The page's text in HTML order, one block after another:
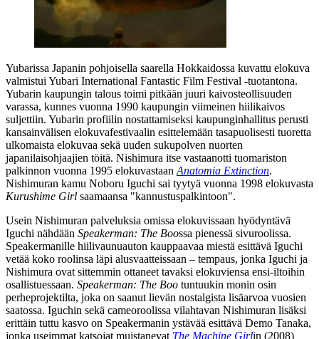
Yubarissa Japanin pohjoisella saarella Hokkaidossa kuvattu elokuva
valmistui Yubari International Fantastic Film Festival ‑tuotantona.
Yubarin kaupungin talous toimi pitkään juuri kaivosteollisuuden
varassa, kunnes vuonna 1990 kaupungin viimeinen hiilikaivos
suljettiin. Yubarin profiilin nostattamiseksi kaupunginhallitus perusti
kansainvälisen elokuvafestivaalin esittelemään tasapuolisesti tuoretta
ulkomaista elokuvaa sekä uuden sukupolven nuorten
japanilaisohjaajien töitä. Nishimura itse vastaanotti tuomariston
palkinnon vuonna 1995 elokuvastaan Anatomia Extinction.
Nishimuran kamu Noboru Iguchi sai tyytyä vuonna 1998 elokuvasta
Kurushime Girl saamaansa "kannustuspalkintoon".
Usein Nishimuran palveluksia omissa elokuvissaan hyödyntävä
Iguchi nähdään Speakerman: The Boossa pienessä sivuroolissa.
Speakermanille hiilivaunuauton kauppaavaa miestä esittävä Iguchi
vetää koko roolinsa läpi alusvaatteissaan – tempaus, jonka Iguchi ja
Nishimura ovat sittemmin ottaneet tavaksi elokuviensa ensi-iltoihin
osallistuessaan. Speakerman: The Boo tuntuukin monin osin
perheprojektilta, joka on saanut lievän nostalgista lisäarvoa vuosien
saatossa. Iguchin sekä cameoroolissa vilahtavan Nishimuran lisäksi
erittäin tuttu kasvo on Speakermanin ystävää esittävä Demo Tanaka,
jonka useimmat katsojat muistanevat The Machine Girlin (2008)